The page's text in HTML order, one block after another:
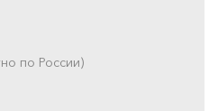
по России)